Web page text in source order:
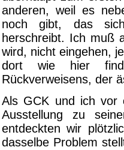
anderen, weil es
noch gibt, das
herschreibt. Ich muß
wird, nicht eingehen,
dort wie hier
Rückverweisens, der
Als GCK und ich vor
Ausstellung zu
entdeckten wir
dasselbe Problem